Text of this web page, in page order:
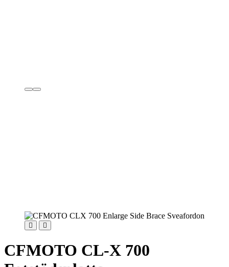
CFMOTO CL-X 700